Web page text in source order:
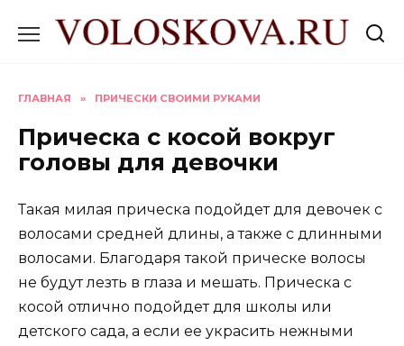
ГЛАВНАЯ » ПРИЧЕСКИ СВОИМИ РУКАМИ
Прическа с косой вокруг
головы для девочки
Такая милая прическа подойдет для девочек с
волосами средней длины, а также с длинными
волосами. Благодаря такой прическе волосы
не будут лезть в глаза и мешать. Прическа с
косой отлично подойдет для школы или
детского сада, а если ее украсить нежными